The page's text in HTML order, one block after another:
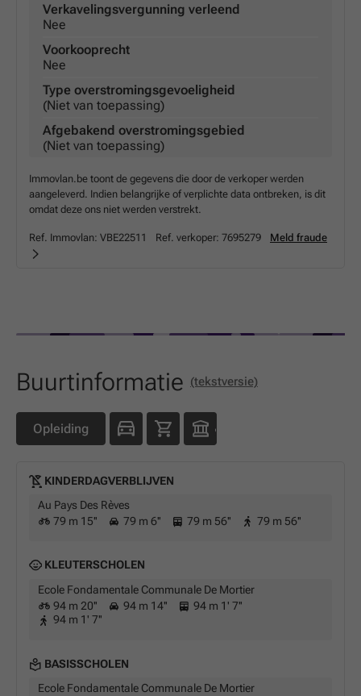
Verkavelingsvergunning verleend
Nee
Voorkooprecht
Nee
Type overstromingsgevoeligheid
(Niet van toepassing)
Afgebakend overstromingsgebied
(Niet van toepassing)
Immovlan.be toont de gegevens die door de verkoper werden
aangeleverd. Indien belangrijke of verplichte data ontbreken, is dit
omdat deze ons niet werden verstrekt.
Ref. Immovlan: VBE22511 Ref. verkoper: 7695279 Meld fraude
Buurtinformatie (tekstversie)
Opleiding
KINDERDAGVERBLIJVEN
Au Pays Des Rèves
79 m 15''
79 m 6'' 79 m 56'' 79 m 56''
KLEUTERSCHOLEN
Ecole Fondamentale Communale De Mortier
94 m 20''
94 m 14''
94 m 1' 7''
94 m 1' 7''
BASISSCHOLEN
Ecole Fondamentale Communale De Mortier